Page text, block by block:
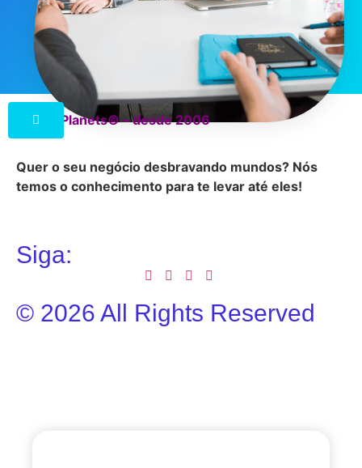
Online Planets© – desde 2006
Quer o seu negócio desbravando mundos? Nós
temos o conhecimento para te levar até eles!
Siga:
© 2026 All Rights Reserved